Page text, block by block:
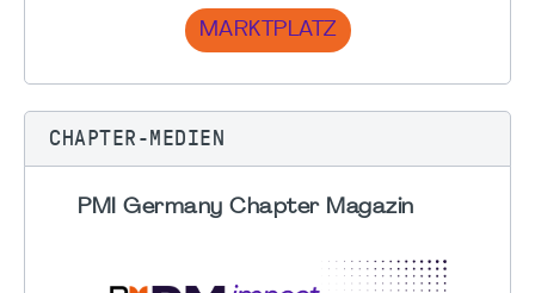
MARKTPLATZ
CHAPTER-MEDIEN
PMI Germany Chapter Magazin